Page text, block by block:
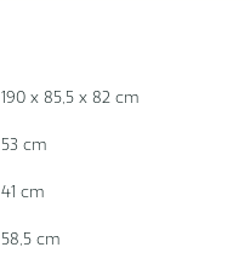
190 x 85,5 x 82 cm
53 cm
41 cm
58,5 cm